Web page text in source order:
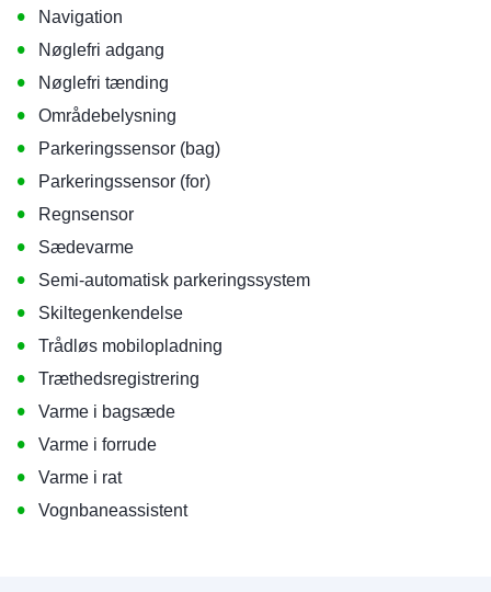
• Navigation
• Nøglefri adgang
• Nøglefri tænding
• Områdebelysning
• Parkeringssensor (bag)
• Parkeringssensor (for)
• Regnsensor
• Sædevarme
• Semi-automatisk parkeringssystem
• Skiltegenkendelse
• Trådløs mobilopladning
• Træthedsregistrering
• Varme i bagsæde
• Varme i forrude
• Varme i rat
• Vognbaneassistent